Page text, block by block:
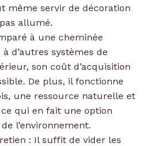
même servir de décoration
allumé.
à une cheminée
d’autres systèmes de
son coût d’acquisition
De plus, il fonctionne
une ressource naturelle et
qui en fait une option
l’environnement.
: Il suffit de vider les